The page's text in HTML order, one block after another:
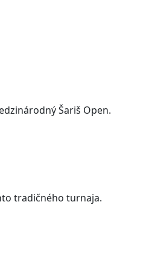
Šariš Open.
tradičného turnaja.